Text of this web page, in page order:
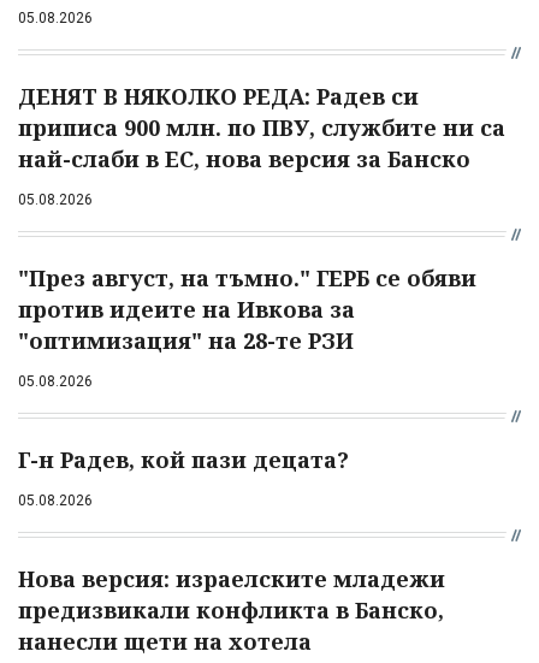
05.08.2026
ДЕНЯТ В НЯКОЛКО РЕДА: Радев си
приписа 900 млн. по ПВУ, службите ни са
най-слаби в ЕС, нова версия за Банско
05.08.2026
"През август, на тъмно." ГЕРБ се обяви
против идеите на Ивкова за
"оптимизация" на 28-те РЗИ
05.08.2026
Г-н Радев, кой пази децата?
05.08.2026
Нова версия: израелските младежи
предизвикали конфликта в Банско,
нанесли щети на хотела